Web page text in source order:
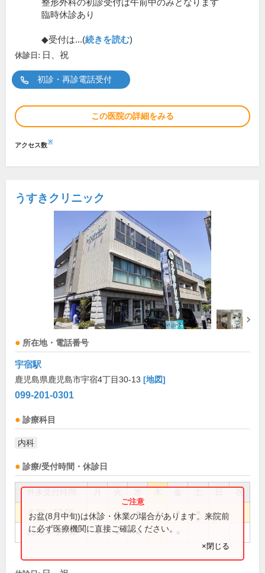
整形外科の初診受付は午前中のみとなります
臨時休診あり
◆受付は...(続きを読む)
休診日: 日、祝
初診・再診電話受付
この医院の詳細をみる
アクセス数※
うすきクリニック
所在地・電話番号
宇宿駅
鹿児島県鹿児島市宇宿4丁目30-13 [地図]
099-201-0301
診療科目
内科
診療/受付時間・休診日
祝
8:30～12:00 ● ● ● ● ●
13:30～17:30 ● ● ●
お盆(8月中旬)は休診・休業の場合があります。来院前
に必ず医療機関に直接ご確認ください。
×閉じる